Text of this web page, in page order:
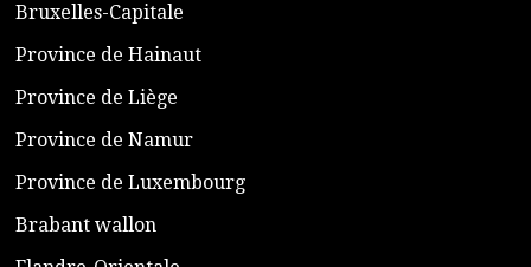
​Bruxelles-Capitale
​Province de Hainaut
Province de Liège
​Province de Namur
​Province de Luxembourg
​Brabant wallon